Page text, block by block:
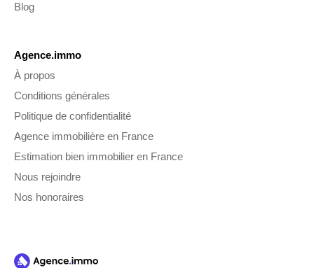
Blog
Agence.immo
À propos
Conditions générales
Politique de confidentialité
Agence immobilière en France
Estimation bien immobilier en France
Nous rejoindre
Nos honoraires